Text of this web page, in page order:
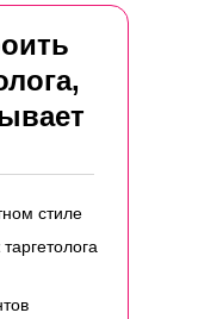
стиле